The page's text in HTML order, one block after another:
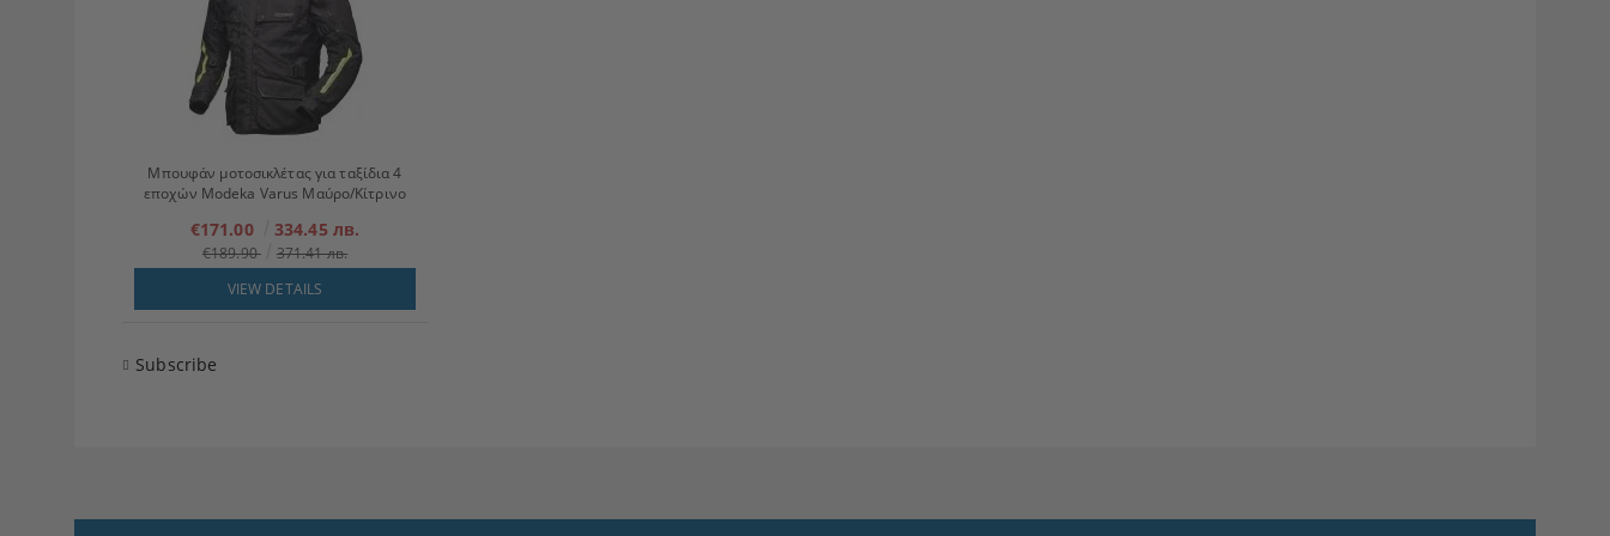
Μπουφάν μοτοσικλέτας για ταξίδια 4
εποχών Modeka Varus Μαύρο/Κίτρινο
€171.00 334.45 лв.
€189.90
371.41 лв.
VIEW DETAILS
Subscribe